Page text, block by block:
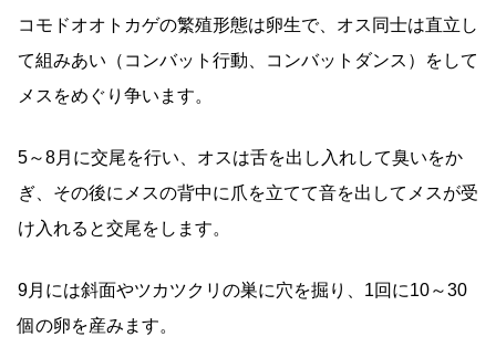
コモドオオトカゲの繁殖形態は卵生で、オス同士は直立し
て組みあい（コンバット行動、コンバットダンス）をして
メスをめぐり争います。
5～8月に交尾を行い、オスは舌を出し入れして臭いをか
ぎ、その後にメスの背中に爪を立てて音を出してメスが受
け入れると交尾をします。
9月には斜面やツカツクリの巣に穴を掘り、1回に10～30
個の卵を産みます。